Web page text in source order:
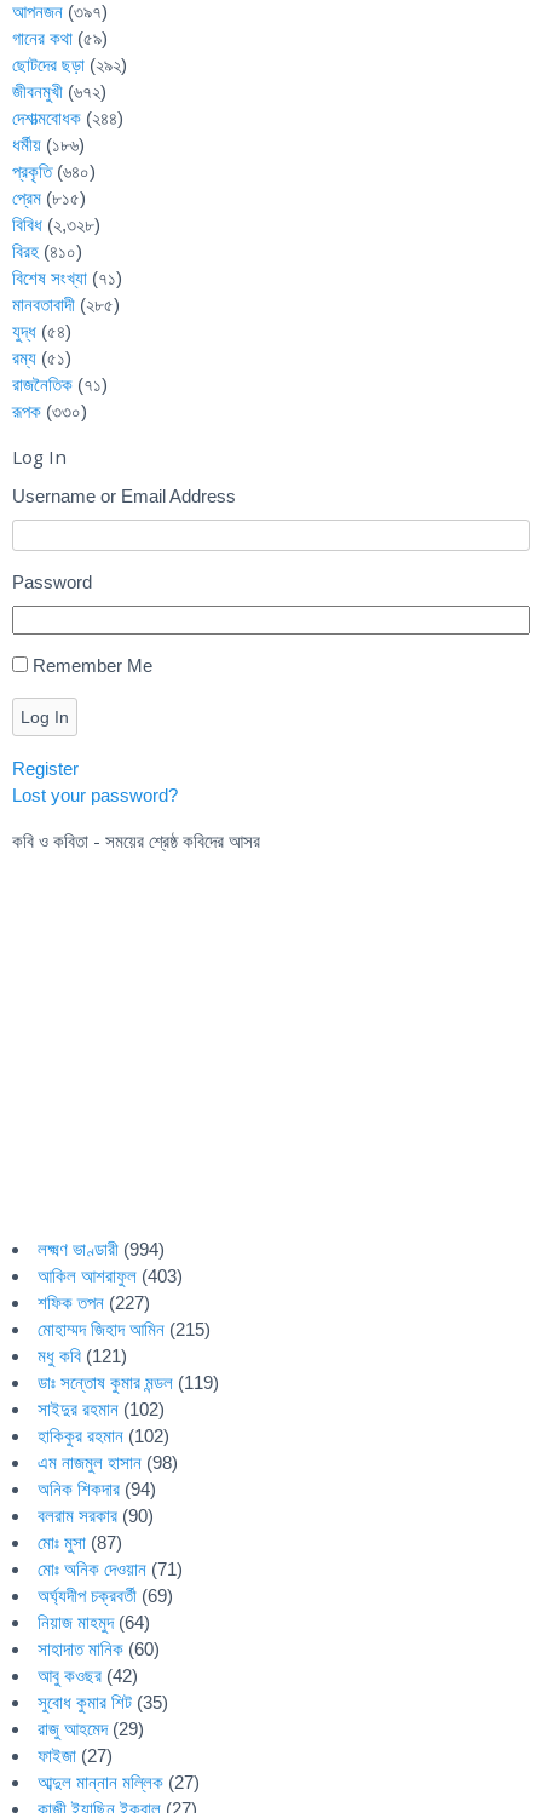
আপনজন (৩৯৭)
গানের কথা (৫৯)
ছোটদের ছড়া (২৯২)
জীবনমুখী (৬৭২)
দেশাত্মবোধক (২৪৪)
ধর্মীয় (১৮৬)
প্রকৃতি(৬৪০)
প্রেম (৮১৫)
বিবিধ (২,৩২৮)
বিরহ (৪১০)
বিশেষ সংখ্যা (৭১)
মানবতাবাদী (২৮৫)
যুদ্ধ (৫৪)
রম্য (৫১)
রাজনৈতিক (৭১)
রূপক (৩৩০)
Log In
Username or Email Address
Password
Remember Me
Log In
Register
Lost your password?
কবি ও কবিতা - সময়ের শ্রেষ্ঠ কবিদের আসর
লক্ষ্মণ ভাণ্ডারী (994)
আকিল আশরাফুল (403)
শফিক তপন (227)
মোহাম্মদ জিহাদ আমিন (215)
মধু কবি (121)
ডাঃ সন্তোষ কুমার মন্ডল (119)
সাইদুর রহমান (102)
হাকিকুর রহমান (102)
এম নাজমুল হাসান (98)
অনিক শিকদার (94)
বলরাম সরকার (90)
মোঃ মুসা (87)
মোঃ অনিক দেওয়ান (71)
অর্ঘ্যদীপ চক্রবর্তী (69)
নিয়াজ মাহমুদ(64)
সাহাদাত মানিক (60)
আবু কওছর (42)
সুবোধ কুমার শিট (35)
রাজু আহমেদ(29)
ফাইজা (27)
আব্দুল মান্নান মল্লিক (27)
কাজী ইয়াছিন ইকবাল (27)